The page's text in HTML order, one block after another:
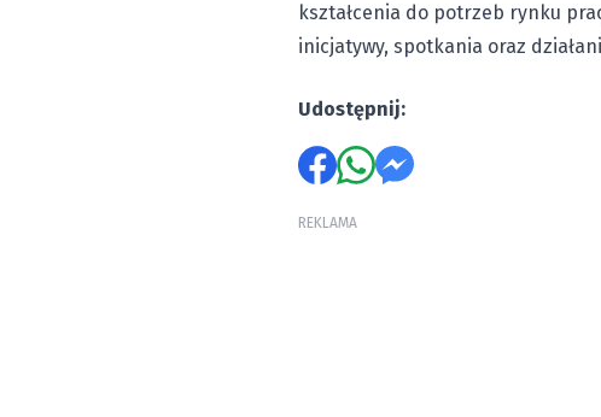
kształcenia do potrzeb rynku
inicjatywy, spotkania oraz
Udostępnij:
REKLAMA